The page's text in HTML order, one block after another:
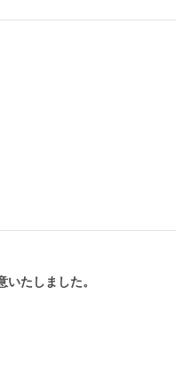
たしました。